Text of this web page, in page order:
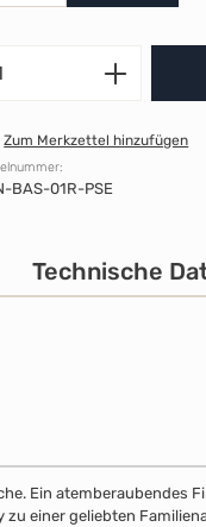
Zum Merkzettel hinzufügen
BAS-01R-PSE
Technische
Ein atemberaubendes
einer geliebten